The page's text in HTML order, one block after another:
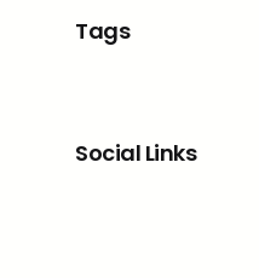
Tags
Social Links